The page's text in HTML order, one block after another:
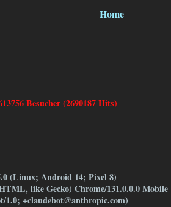
Home
Besucher (2690187 Hits)
(Linux; Android 14; Pixel 8)
like Gecko) Chrome/131.0.0.0 Mobile
1.0; +claudebot@anthropic.com)